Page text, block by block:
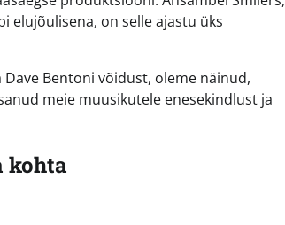
elujõulisena, on selle ajastu üks
Bentoni võidust, oleme näinud,
meie muusikutele enesekindlust ja
kohta